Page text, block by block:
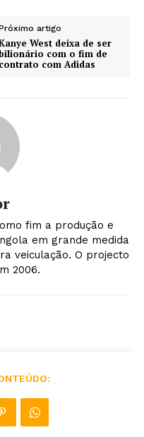
artigo
West deixa de ser
com o fim de
contrato com Adidas
fim a produção e
em grande medida
veiculação. O projecto
2006.